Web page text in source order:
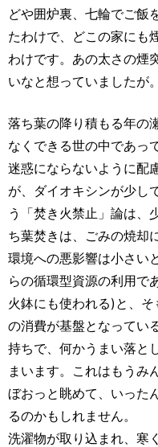
どや囲炉裏、七輪でご飯
たわけで、どこの家にも
わけです。あの太さの煙
いなと想っていましたが。
落ち葉の降り積もる年の
なくできる世の中であっ
迷惑にならないように配
が、ダイオキシンが少し
う「焚き火禁止」論は、
ち葉焚きは、ごみの焼却
環境への悪影響は小さい
らの循環型資源の利用で
火鉢にも使われる)と、
の消費が基盤となってい
持ちで、何かうまい落と
まいます。これはもうみ
ぼおっと眺めて、いった
るのかもしれません。
洗濯物が取り込まれ、寒